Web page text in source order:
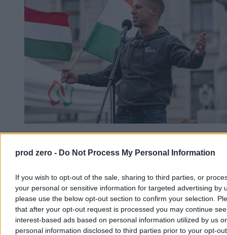
prod zero - Do Not Process My Personal Information
If you wish to opt-out of the sale, sharing to third parties, or
your personal or sensitive information for targeted advertising by
please use the below opt-out section to confirm your selection.
that after your opt-out request is processed you may continue
interest-based ads based on personal information utilized by us or
personal information disclosed to third parties prior to your opt-
blackoucie. Przy okazji dostało się Orbánowi
zapowiedział premier Péter Magyar. W specjalnym nagraniu na
Facebooku podziękował rodakom za odpowiedzialną postawę w
obliczu realnej groźby blackoutu nad Dunajem w ostatnich dniach.
Szef węgierskiego rządu zapowiedział też „rewolucję energetyczną”
i rozwój nowych źródeł. Przy okazji mocno skrytykował swojego
poprzednika Viktora Orbána.